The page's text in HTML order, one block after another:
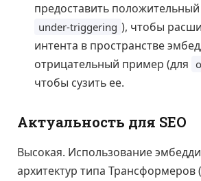
предоставить
under-triggering ), чтобы
интента в пространстве
отрицательный пример (для
чтобы сузить ее.
Актуальность для SEO
Высокая. Использование
архитектур типа Трансформеров